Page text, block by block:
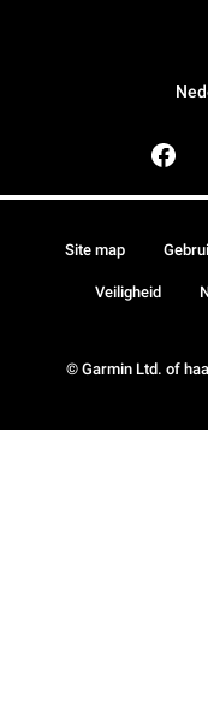
© Garmin Ltd. of
Site map
Veiligheid